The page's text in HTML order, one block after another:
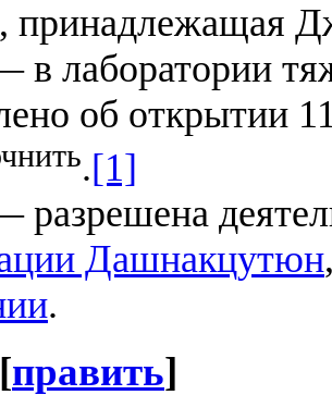
принадлежащая
в лаборатории
об открытии
.[1]
разрешена
Дашнакцутюн
.
[править]